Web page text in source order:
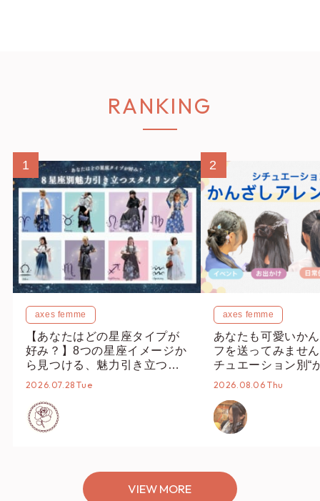
RANKING
1
axes femme
【あなたはどの星座タイプが
好み？】8つの星座イメージか
ら見つける、魅力引き立つス
タイリング♡
2026.07.28 Tue
2
axes femme
あなたも可愛いか
フを送ってみませ
チュエーション別“
オススメ【ショッ
2026.08.06 Thu
VIEW MORE